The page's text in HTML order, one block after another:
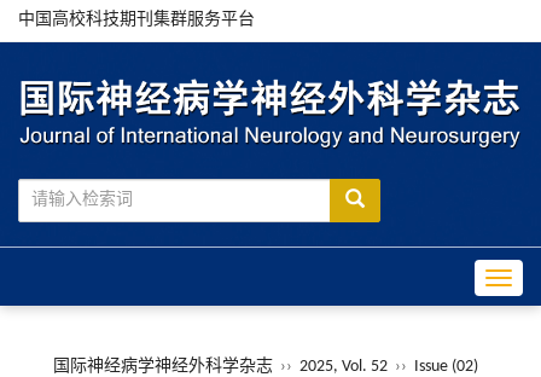
中国高校科技期刊集群服务平台
国际神经病学神经外科学杂志 ›› 2025, Vol. 52 ››
Issue (02)